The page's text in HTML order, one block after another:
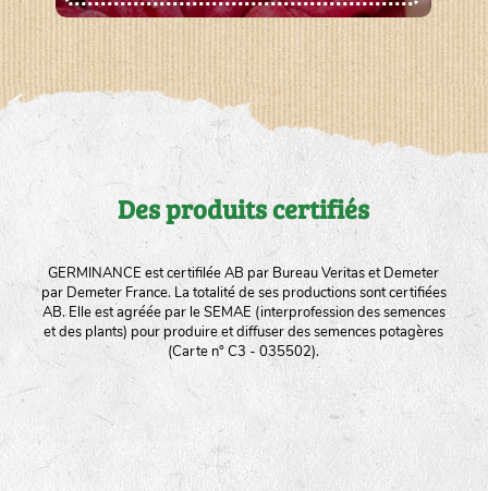
Des produits certifiés
GERMINANCE est certifilée AB par Bureau Veritas et Demeter
par Demeter France. La totalité de ses productions sont certifiées
AB. Elle est agréée par le SEMAE (interprofession des semences
et des plants) pour produire et diffuser des semences potagères
(Carte n° C3 - 035502).